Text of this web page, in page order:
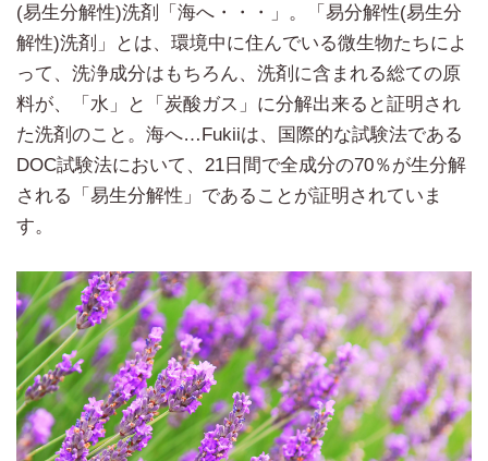
(易生分解性)洗剤「海へ・・・」。「易分解性(易生分
解性)洗剤」とは、環境中に住んでいる微生物たちによ
って、洗浄成分はもちろん、洗剤に含まれる総ての原
料が、「水」と「炭酸ガス」に分解出来ると証明され
た洗剤のこと。海へ…Fukiiは、国際的な試験法である
DOC試験法において、21日間で全成分の70％が生分解
される「易生分解性」であることが証明されていま
す。